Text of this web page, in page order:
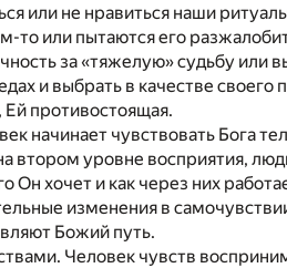
или не нравиться наши
то или пытаются его
за «тяжелую» судьбу или
и выбрать в качестве своего
Ей противостоящая.
начинает чувствовать Бога
втором уровне восприятия,
Он хочет и как через них
изменения в
Божий путь.
Человек чувств